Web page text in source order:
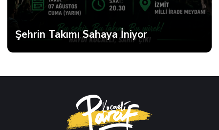
Hürriyet Sağlık-Sen'den Adalet Çağrısı